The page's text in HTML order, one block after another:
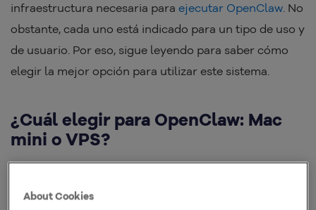
infraestructura necesaria para ejecutar OpenClaw. No
obstante, cada uno está indicado para un tipo de uso y
de usuario. Por eso, sigue leyendo para saber cómo
elegir la mejor opción para utilizar este sistema.
¿Cuál elegir para OpenClaw: Mac
mini o VPS?
necesitan correr OpenClaw 24/7, sin interrupciones y
About Cookies